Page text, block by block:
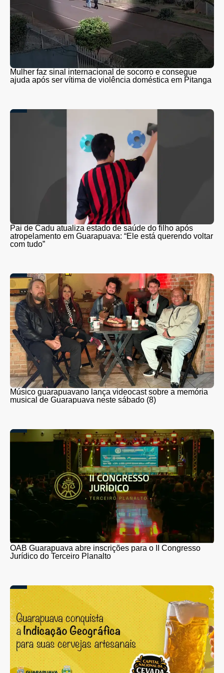
Mulher faz sinal internacional de socorro e consegue
ajuda após ser vítima de violência doméstica em Pitanga
Pai de Cadu atualiza estado de saúde do filho após
atropelamento em Guarapuava: “Ele está querendo voltar
com tudo”
Músico guarapuavano lança videocast sobre a memória
musical de Guarapuava neste sábado (8)
OAB Guarapuava abre inscrições para o II Congresso
Jurídico do Terceiro Planalto